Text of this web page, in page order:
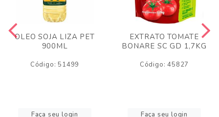
OLEO SOJA LIZA PET
900ML
Código: 51499
Faça seu login
EXTRATO TOMATE
BONARE SC GD 1,7KG
Código: 45827
Faça seu login